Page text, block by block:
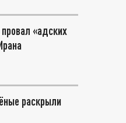
«адских
раскрыли